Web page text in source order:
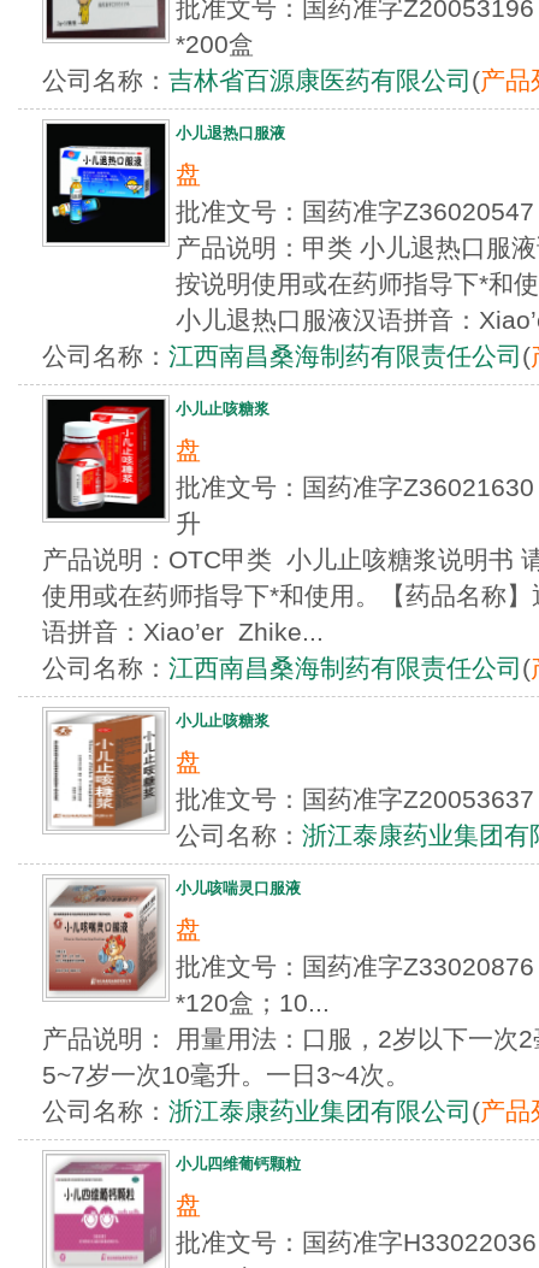
批准文号：国药准字
*200盒
公司名称： 吉林省百源康医药有限公司 (产品
小儿退热口服液
盘
批准文号：国药准字
产品说明：甲类 小儿退热口服
按说明使用或在药师指导下*和
小儿退热口服液汉语拼音：
公司名称： 江西南昌桑海制药有限责任公司 (
小儿止咳糖浆
盘
批准文号：国药准字
升
产品说明：OTC甲类 小儿止咳糖浆说明书
使用或在药师指导下*和使用。【药品名称
语拼音：Xiao’er Zhike...
公司名称： 江西南昌桑海制药有限责任公司 (
小儿止咳糖浆
盘
批准文号：国药准字
公司名称： 浙江泰康药业集团有
小儿咳喘灵口服液
盘
批准文号：国药准字
*120盒；10...
产品说明： 用量用法：口服，2岁以下一次
5~7岁一次10毫升。一日3~4次。
公司名称： 浙江泰康药业集团有限公司 (产品
小儿四维葡钙颗粒
盘
批准文号：国药准字